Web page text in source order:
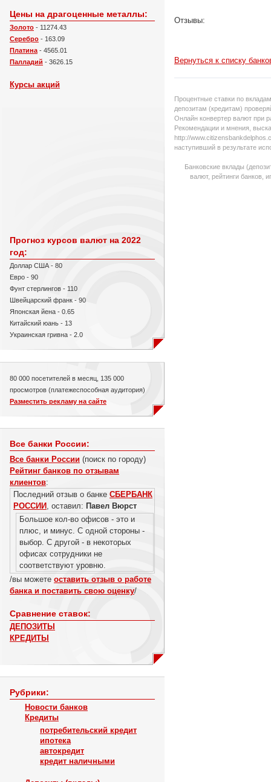
Цены на драгоценные металлы:
Золото - 11274.43
Серебро - 163.09
Платина - 4565.01
Палладий - 3626.15
Курсы акций
Прогноз курсов валют на 2022
год:
Доллар США - 80
Евро - 90
Фунт стерлингов - 110
Швейцарский франк - 90
Японская йена - 0.65
Китайский юань - 13
Украинская гривна - 2.0
80 000 посетителей в месяц, 135 000
просмотров (платежеспособная аудитория)
Разместить рекламу на сайте
Все банки России:
Все банки России (поиск по городу)
Рейтинг банков по отзывам
клиентов:
Последний отзыв о банке СБЕРБАНК
РОССИИ , оставил: Павел Вюрст
Большое кол-во офисов - это и
плюс, и минус. С одной стороны -
выбор. С другой - в некоторых
офисах сотрудники не
соответствуют уровню.
/вы можете оставить отзыв о работе
банка и поставить свою оценку/
Сравнение ставок:
ДЕПОЗИТЫ
КРЕДИТЫ
Рубрики:
Новости банков
Кредиты
потребительский кредит
ипотека
автокредит
кредит наличными
Отзывы:
Вернуться к списку
Процентные ставки по
депозитам (кредитам)
Онлайн конвертер валют при
Рекомендации и мнения,
http://
наступивший в результате
Банковские вклады
валют, рейтинги банков,